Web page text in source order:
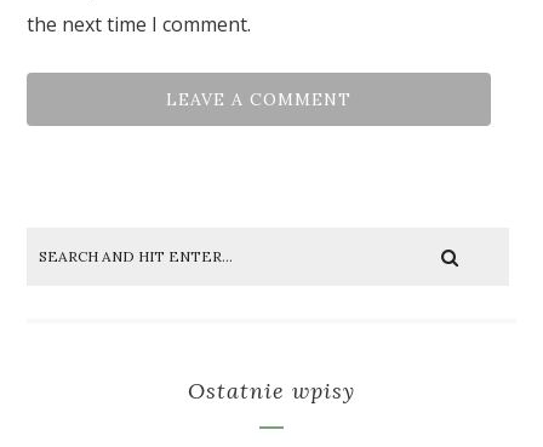
the next time I comment.
Ostatnie wpisy